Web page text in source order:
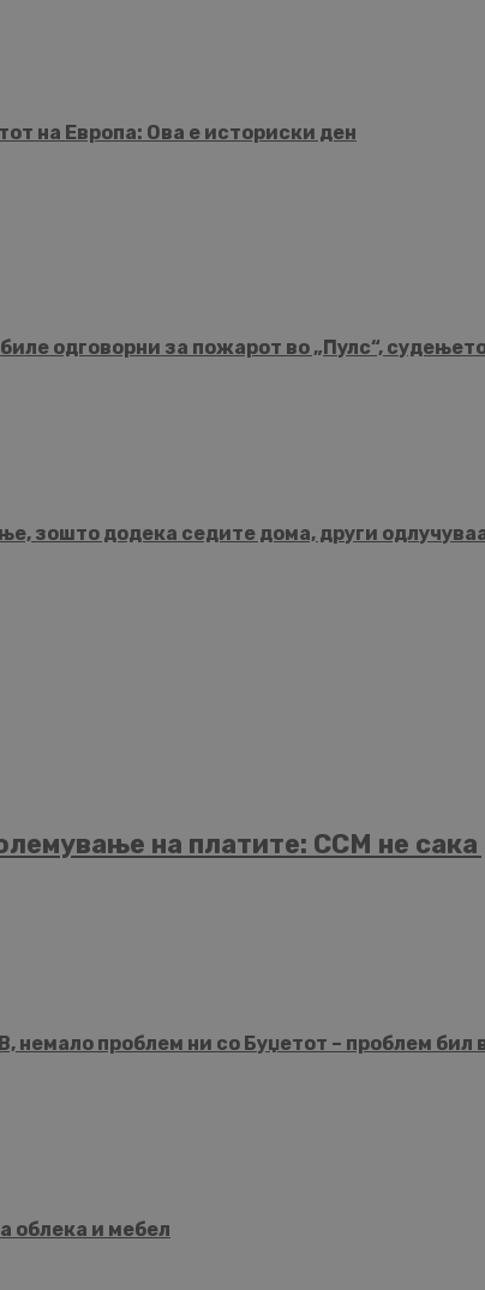
на Европа: Ова е историски ден
одговорни за пожарот во „Пулс“,
зошто додека седите дома, други
на платите: ССМ не
проблем ни со Буџетот – проблем бил
облека и мебел